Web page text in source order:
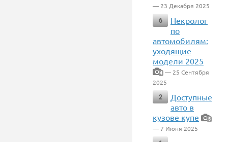
— 23 Декабря 2025
6
Некролог
по
автомобилям:
уходящие
модели 2025
4 — 25 Сентября
2025
2
Доступные
авто в
кузове купе
5
— 7 Июня 2025